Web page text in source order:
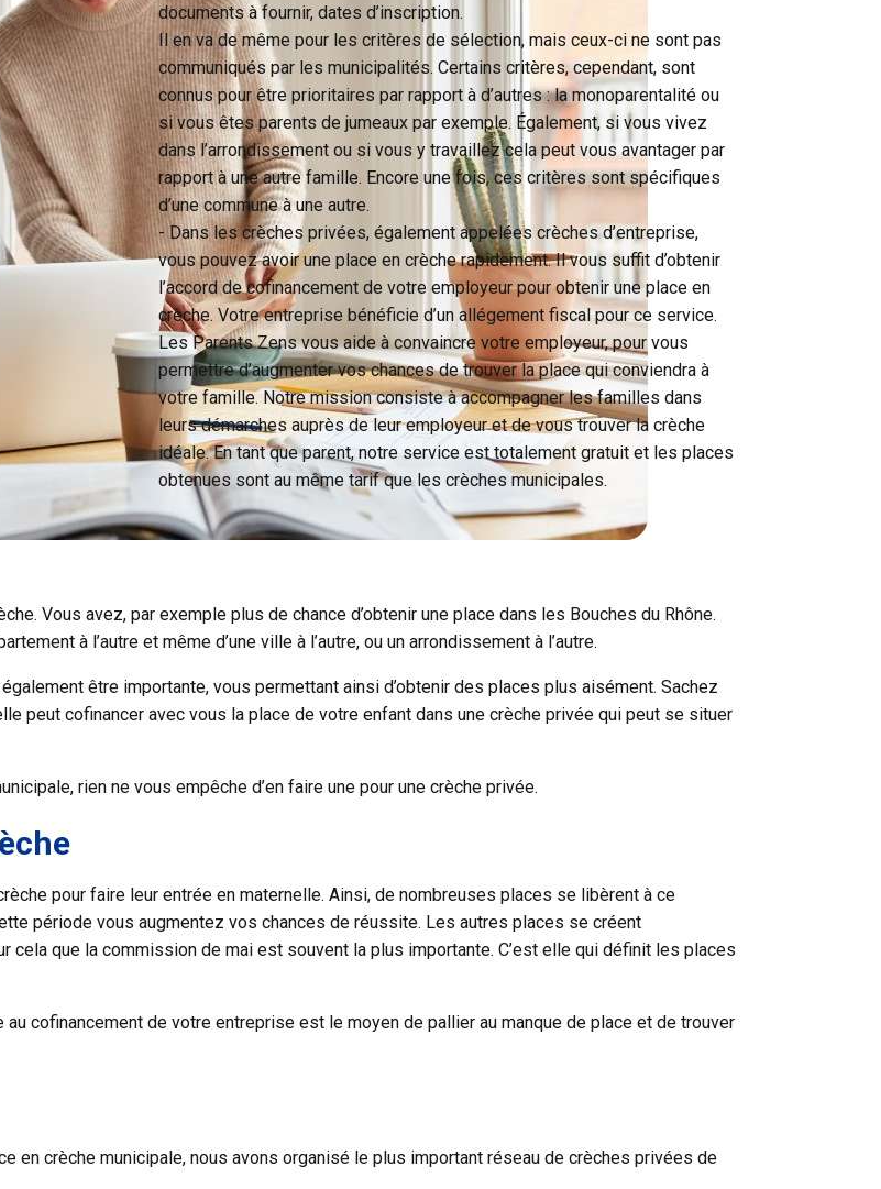
documents à fournir, dates d’inscription.
Il en va de même pour les critères de sélection, mais ceux-ci ne sont pas
communiqués par les municipalités. Certains critères, cependant, sont
connus pour être prioritaires par rapport à d’autres : la monoparentalité ou
si vous êtes parents de jumeaux par exemple. Également, si vous vivez
dans l’arrondissement ou si vous y travaillez cela peut vous avantager par
rapport à une autre famille. Encore une fois, ces critères sont spécifiques
d’une commune à une autre.
- Dans lescrèches privées, également appelées crèches d’entreprise,
vous pouvez avoir une place en crèche rapidement. Il vous suffit d’obtenir
l’accord de cofinancement de votre employeur pour obtenir une place en
crèche. Votre entreprise bénéficie d’un allégement fiscal pour ce service.
Les Parents Zens vous aide à convaincre votre employeur, pour vous
permettre d’augmenter vos chances de trouver la place qui conviendra à
votre famille. Notre mission consiste à accompagner les familles dans
leurs démarches auprès de leur employeur et de vous trouver la crèche
idéale. En tant que parent, notre service est totalement gratuit et les places
obtenues sont au même tarif que les crèches municipales.
Vous avez, par exemple plus de chance d’obtenir une place dans les Bouches du Rhône.
à l’autre et même d’une ville à l’autre, ou un arrondissement à l’autre.
être importante, vous permettant ainsi d’obtenir des places plus aisément. Sachez
peut cofinancer avec vous la place de votre enfant dans une crèche privée qui peut se situer
rien ne vous empêche d’en faire une pour une crèche privée.
pour faire leur entrée en maternelle. Ainsi, de nombreuses places se libèrent à ce
période vous augmentez vos chances de réussite. Les autres places se créent
cela que la commission de mai est souvent la plus importante. C’est elle qui définit les places
cofinancement de votre entreprise est le moyen de pallier au manque de place et de trouver
en crèche municipale, nous avons organisé le plus important réseau de crèches privées de